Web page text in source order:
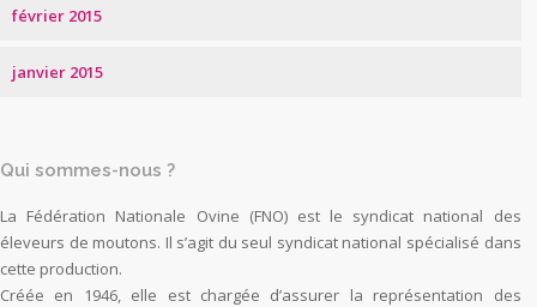
février 2015
janvier 2015
Qui sommes-nous ?
La Fédération Nationale Ovine (FNO) est le syndicat national des
éleveurs de moutons. Il s’agit du seul syndicat national spécialisé dans
cette production.
Créée en 1946, elle est chargée d’assurer la représentation des